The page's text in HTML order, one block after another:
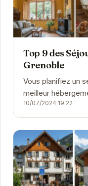
Top 9 des
Grenoble
Vous planifiez un
meilleur hébergement ? Ce guide
une large
d'hôtes,...
10/07/2024 19:22